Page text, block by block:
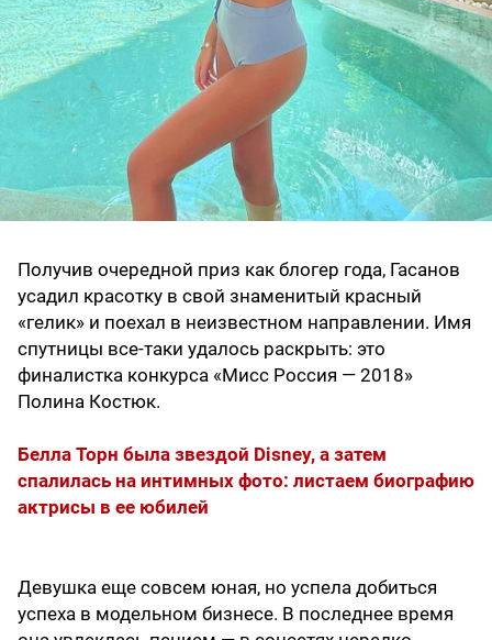
Получив очередной приз как блогер года, Гасанов
усадил красотку в свой знаменитый красный
«гелик» и поехал в неизвестном направлении. Имя
спутницы все-таки удалось раскрыть: это
финалистка конкурса «Мисс Россия — 2018»
Полина Костюк.
Белла Торн была звездой Disney, а затем
спалилась на интимных фото: листаем биографию
актрисы в ее юбилей
Девушка еще совсем юная, но успела добиться
успеха в модельном бизнесе. В последнее время